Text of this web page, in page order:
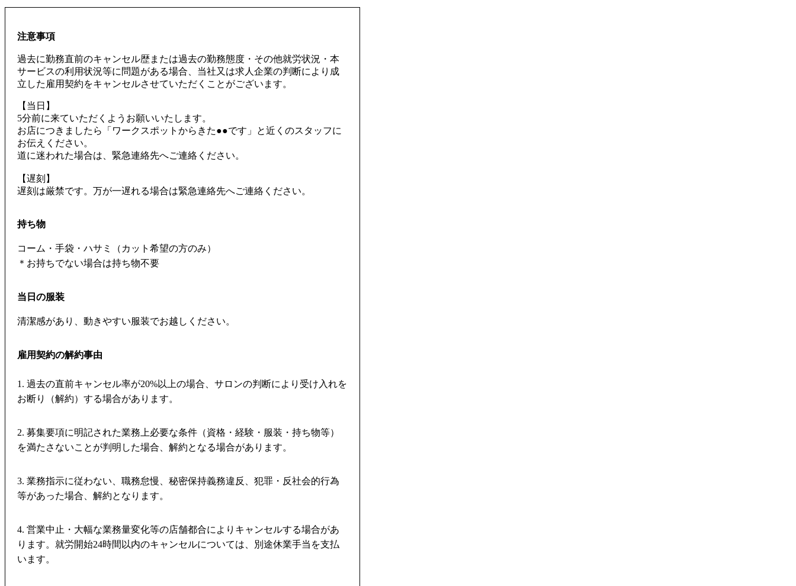
注意事項
過去に勤務直前のキャンセル歴または過去の勤務態度・その他就労状況・本
サービスの利用状況等に問題がある場合、当社又は求人企業の判断により成
立した雇用契約をキャンセルさせていただくことがございます。
【当日】
5分前に来ていただくようお願いいたします。
お店につきましたら「ワークスポットからきた●●です」と近くのスタッフに
お伝えください。
道に迷われた場合は、緊急連絡先へご連絡ください。
【遅刻】
遅刻は厳禁です。万が一遅れる場合は緊急連絡先へご連絡ください。
持ち物
コーム・手袋・ハサミ（カット希望の方のみ）
＊お持ちでない場合は持ち物不要
当日の服装
清潔感があり、動きやすい服装でお越しください。
雇用契約の解約事由
1. 過去の直前キャンセル率が20%以上の場合、サロンの判断により受け入れを
お断り（解約）する場合があります。
2. 募集要項に明記された業務上必要な条件（資格・経験・服装・持ち物等）
を満たさないことが判明した場合、解約となる場合があります。
3. 業務指示に従わない、職務怠慢、秘密保持義務違反、犯罪・反社会的行為
等があった場合、解約となります。
4. 営業中止・大幅な業務量変化等の店舗都合によりキャンセルする場合があ
ります。就労開始24時間以内のキャンセルについては、別途休業手当を支払
います。